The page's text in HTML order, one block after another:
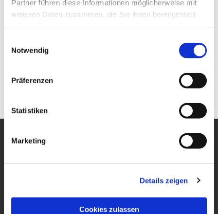
Partner führen diese Informationen möglicherweise mit
weiteren Daten zusammen, die Sie ihnen bereitgestellt
Notwendig
Präferenzen
Statistiken
Marketing
Details zeigen
Cookies zulassen
Kirchweg 22